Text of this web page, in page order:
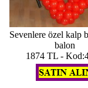
Sevenlere özel kalp
balon
1874 TL -